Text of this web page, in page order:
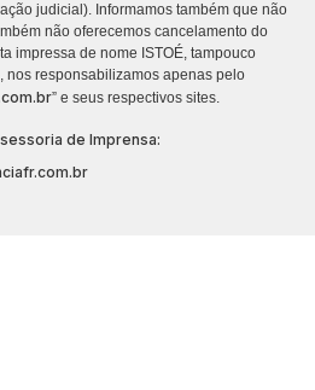
judicial). Informamos também que não
não oferecemos cancelamento do
impressa de nome ISTOÉ, tampouco
nos responsabilizamos apenas pelo
” e seus respectivos sites.
de Imprensa: